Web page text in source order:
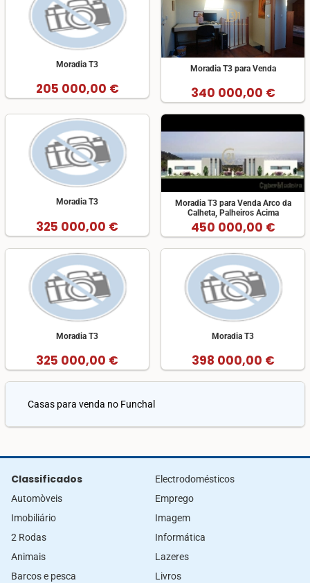
Moradia T3
205 000,00 €
Moradia T3 para Venda
340 000,00 €
Moradia T3
325 000,00 €
Moradia T3 para Venda Arco da
Calheta, Palheiros Acima
450 000,00 €
Moradia T3
325 000,00 €
Moradia T3
398 000,00 €
Casas para venda no Funchal
Classificados
Automòveis
Imobiliário
2 Rodas
Animais
Barcos e pesca
Electrodomésticos
Emprego
Imagem
Informática
Lazeres
Livros